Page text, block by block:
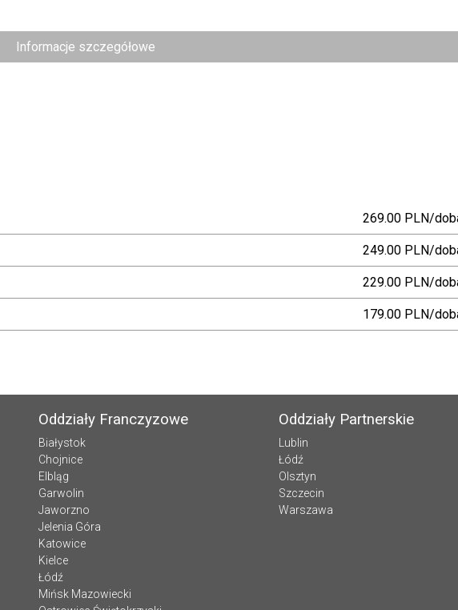
Informacje szczegółowe
269.00 PLN/
249.00 PLN/
229.00 PLN/
179.00 PLN/
Oddziały Franczyzowe
Białystok
Chojnice
Elbląg
Garwolin
Jaworzno
Jelenia Góra
Katowice
Kielce
Łódź
Mińsk Mazowiecki
Oddziały Partnerskie
Lublin
Łódź
Olsztyn
Szczecin
Warszawa